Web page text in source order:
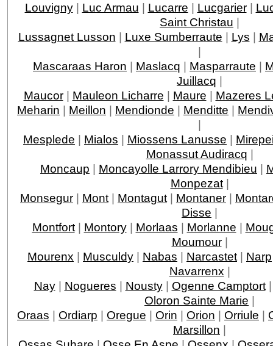
Louvigny| Luc Armau | Lucarre | Lucgarier|
Saint Christau |
Lussagnet Lusson | Luxe Sumberraute | Lys |
|
Mascaraas Haron | Maslacq | Masparraute |
Juillacq |
Maucor| Mauleon Licharre | Maure | Mazeres
Meharin | Meillon | Mendionde | Menditte |
|
Mesplede | Mialos | Miossens Lanusse |
Monassut Audiracq |
Moncaup | Moncayolle Larrory Mendibieu |
Monpezat|
Monsegur | Mont | Montagut | Montaner |
Disse |
Montfort| Montory| Morlaas | Morlanne |
Moumour|
Mourenx | Musculdy | Nabas | Narcastet | Narp
Navarrenx |
Nay| Nogueres | Nousty| Ogenne Camptort
Oloron Sainte Marie |
Oraas | Ordiarp | Oregue | Orin | Orion | Orriule |
Marsillon |